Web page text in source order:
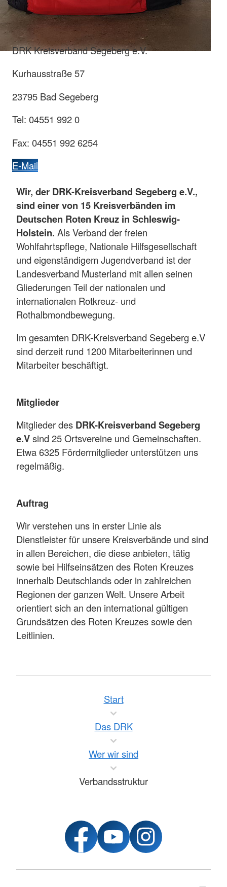
DRK Kreisverband Segeberg e.V.
Kurhausstraße 57
23795 Bad Segeberg
Tel: 04551 992 0
Fax: 04551 992 6254
E-Mail
Wir, der DRK-Kreisverband Segeberg e.V.,
sind einer von 15 Kreisverbänden im
Deutschen Roten Kreuz in Schleswig-
Holstein. Als Verband der freien
Wohlfahrtspflege, Nationale Hilfsgesellschaft
und eigenständigem Jugendverband ist der
Landesverband Musterland mit allen seinen
Gliederungen Teil der nationalen und
internationalen Rotkreuz- und
Rothalbmondbewegung.
Im gesamten DRK-Kreisverband Segeberg e.V
sind derzeit rund 1200 Mitarbeiterinnen und
Mitarbeiter beschäftigt.
Mitglieder
Mitglieder des DRK-Kreisverband Segeberg
e.Vsind 25 Ortsvereine und Gemeinschaften.
Etwa 6325 Fördermitglieder unterstützen uns
regelmäßig.
Auftrag
Wir verstehen uns in erster Linie als
Dienstleister für unsere Kreisverbände und sind
in allen Bereichen, die diese anbieten, tätig
sowie bei Hilfseinsätzen des Roten Kreuzes
innerhalb Deutschlands oder in zahlreichen
Regionen der ganzen Welt. Unsere Arbeit
orientiert sich an den international gültigen
Grundsätzen des Roten Kreuzes sowie den
Leitlinien.
Start
Das DRK
Wer wir sind
Verbandsstruktur